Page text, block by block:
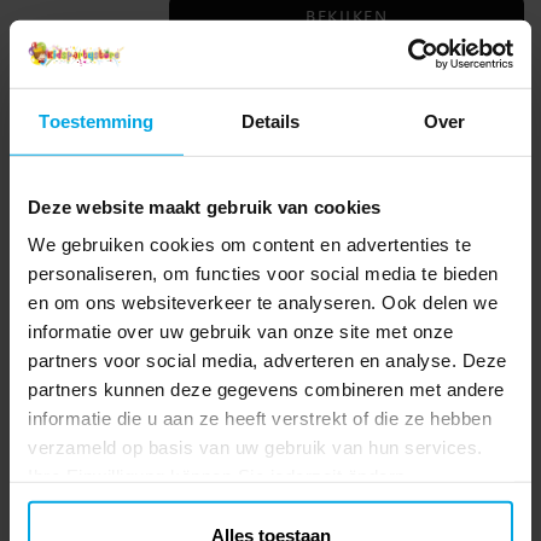
Toestemming Details Over
Deze website maakt gebruik van cookies
We gebruiken cookies om content en advertenties te
personaliseren, om functies voor social media te bieden
en om ons websiteverkeer te analyseren. Ook delen we
informatie over uw gebruik van onze site met onze
partners voor social media, adverteren en analyse. Deze
partners kunnen deze gegevens combineren met andere
informatie die u aan ze heeft verstrekt of die ze hebben
verzameld op basis van uw gebruik van hun services.
Alles toestaan
BEKIJKEN
Kitty, perfect als decoratie op je bureau of
als onderdeel van een verzameling voor
lieve stijl geven een duidelijke kawaii-
uitstraling die elke plek opvrolijkt. De gum
is 8 cm hoog en is een officieel
gelicentieerd Hello Kitty-product.
€ 4,99 € 6,99
TOEVOEGEN
Hello Kitty - Set met handdoek,
pet en gymtas
Hello Kitty maakt elke dag een beetje
zoeter met dit charmante setje! Het bevat
een zachte en absorberende handdoek,
een stijlvolle pet met Hello Kitty-
waarin alles past wat je nodig hebt voor
een dag vol spel en avontuur. Perfect voor
Prijs: € 19,90
€ 19,90